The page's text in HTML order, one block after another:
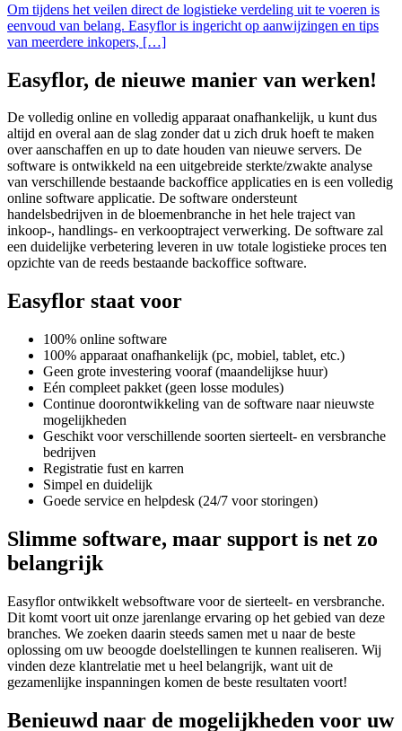
Om tijdens het veilen direct de logistieke verdeling uit te voeren is
eenvoud van belang. Easyflor is ingericht op aanwijzingen en tips
van meerdere inkopers, […]
Easyflor, de nieuwe manier van werken!
De volledig online en volledig apparaat onafhankelijk, u kunt dus
altijd en overal aan de slag zonder dat u zich druk hoeft te maken
over aanschaffen en up to date houden van nieuwe servers. De
software is ontwikkeld na een uitgebreide sterkte/zwakte analyse
van verschillende bestaande backoffice applicaties en is een volledig
online software applicatie. De software ondersteunt
handelsbedrijven in de bloemenbranche in het hele traject van
inkoop-, handlings- en verkooptraject verwerking. De software zal
een duidelijke verbetering leveren in uw totale logistieke proces ten
opzichte van de reeds bestaande backoffice software.
Easyflor staat voor
100% online software
100% apparaat onafhankelijk (pc, mobiel, tablet, etc.)
Geen grote investering vooraf (maandelijkse huur)
Eén compleet pakket (geen losse modules)
Continue doorontwikkeling van de software naar nieuwste
mogelijkheden
Geschikt voor verschillende soorten sierteelt- en versbranche
bedrijven
Registratie fust en karren
Simpel en duidelijk
Goede service en helpdesk (24/7 voor storingen)
Slimme software, maar support is net zo
belangrijk
Easyflor ontwikkelt websoftware voor de sierteelt- en versbranche.
Dit komt voort uit onze jarenlange ervaring op het gebied van deze
branches. We zoeken daarin steeds samen met u naar de beste
oplossing om uw beoogde doelstellingen te kunnen realiseren. Wij
vinden deze klantrelatie met u heel belangrijk, want uit de
gezamenlijke inspanningen komen de beste resultaten voort!
Benieuwd naar de mogelijkheden voor uw